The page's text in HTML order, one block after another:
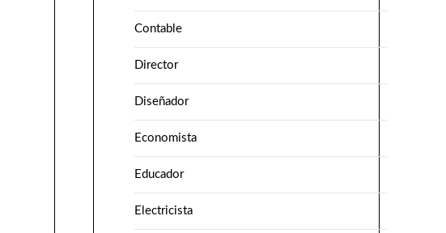
Contable
Director
Diseñador
Economista
Educador
Electricista